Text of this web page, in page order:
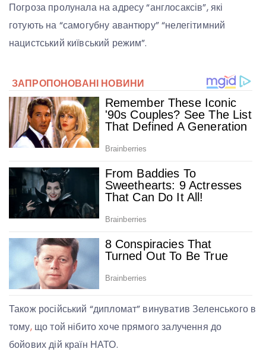
Погроза пролунала на адресу “англосаксів”, які
готують на “самогубну авантюру” “нелегітимний
нацистський київський режим”.
Також російський “дипломат” винуватив Зеленського в
тому,що той нібито хоче прямого залучення до
бойових дій країн НАТО.